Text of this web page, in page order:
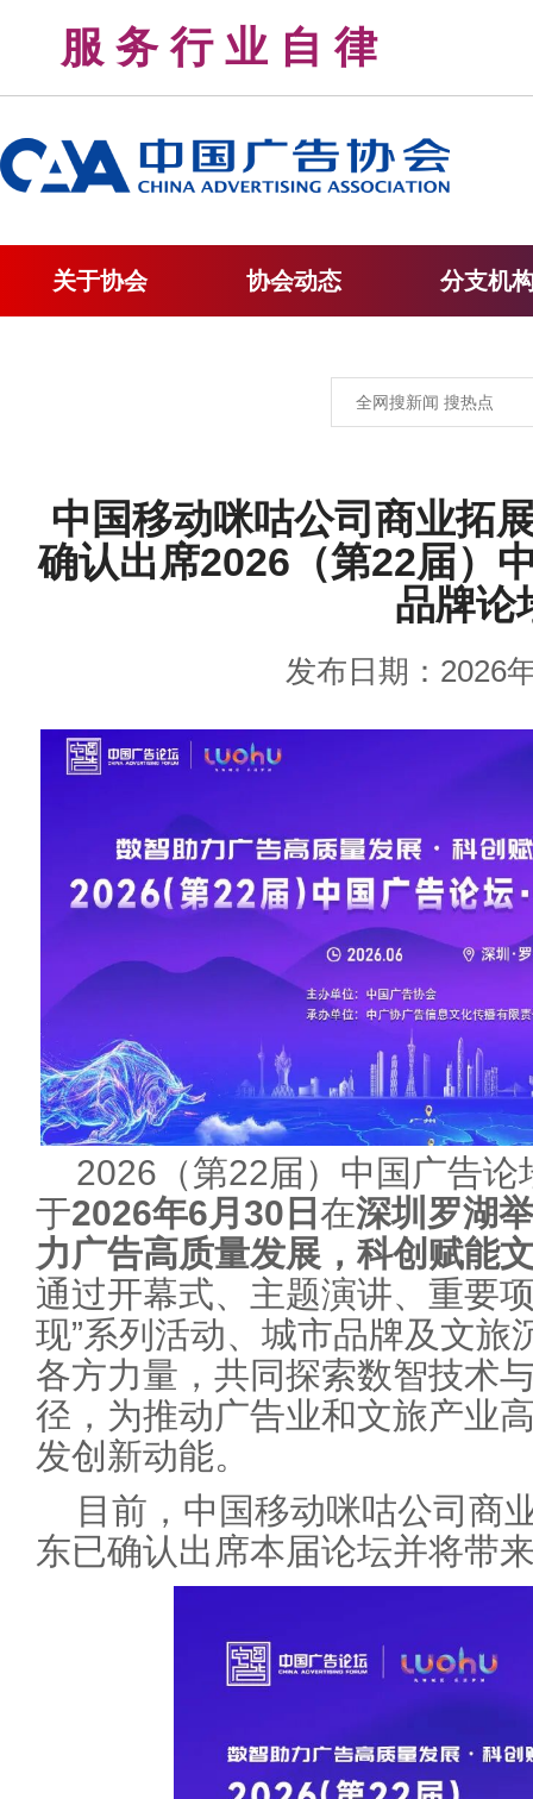
服 务 行 业 自 律
关于协会 协会动态 分支机
中国移动咪咕公司商业拓
确认出席2026（第22届）
品牌论
发布日期：2026
2026（第22届）中国广告论
于2026年6月30日 在深圳罗湖
力广告高质量发展，科创赋能
通过开幕式、主题演讲、重要
现”系列活动、城市品牌及文旅
各方力量，共同探索数智技术
径，为推动广告业和文旅产业
发创新动能。
目前，中国移动咪咕公司商
东已确认出席本届论坛并将带